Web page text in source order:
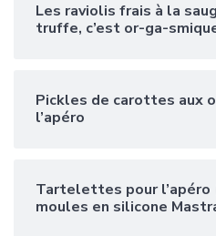
Les raviolis frais à la
truffe, c’est or-ga-
Pickles de carottes aux
l’apéro
Tartelettes pour l’apéro
moules en silicone